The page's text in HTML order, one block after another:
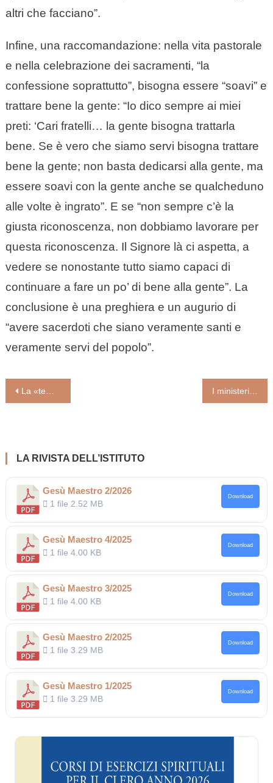
altri che facciano”.
Infine, una raccomandazione: nella vita pastorale
e nella celebrazione dei sacramenti, “la
confessione soprattutto”, bisogna essere “soavi” e
trattare bene la gente: “Io dico sempre ai miei
preti: ‘Cari fratelli… la gente bisogna trattarla
bene. Se è vero che siamo servi bisogna trattare
bene la gente; non basta dedicarsi alla gente, ma
essere soavi con la gente anche se qualcheduno
alle volte è ingrato”. E se “non sempre c’è la
giusta riconoscenza, non dobbiamo lavorare per
questa riconoscenza. Il Signore là ci aspetta, a
vedere se nonostante tutto siamo capaci di
continuare a fare un po’ di bene alla gente”. La
conclusione è una preghiera e un augurio di
“avere sacerdoti che siano veramente santi e
veramente servi del popolo”.
Navigazione
La «temperatura percepita» la fa anche la buona politica (di Rosanna Virgili) I ministeri una ricchezza. No alla clericalizzazione dei laici (dalla Settimana liturgica nazionale a Salerno)
LA RIVISTA DELL’ISTITUTO
Gesù Maestro 2/2026
1 file 2.52 MB
Download
Gesù Maestro 4/2025
1 file4.00 KB
Download
Gesù Maestro 3/2025
1 file4.00 KB
Download
Gesù Maestro 2/2025
1 file3.29 MB
Download
Gesù Maestro 1/2025
1 file3.29 MB
Download